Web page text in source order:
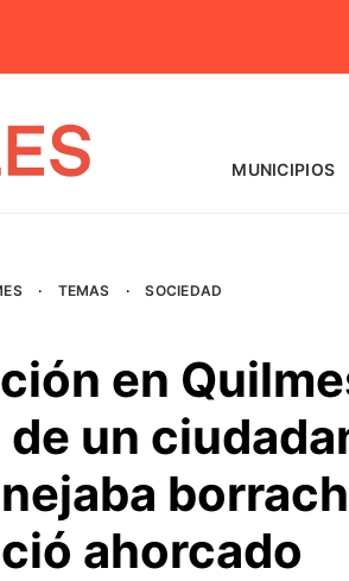
MUNICIPIOS
· TEMAS · SOCIEDAD
en
un
ahorcado